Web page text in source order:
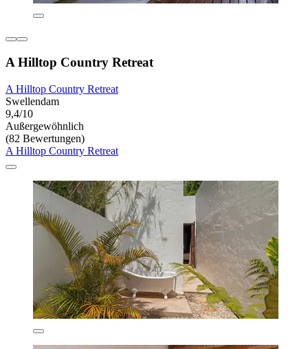
A Hilltop Country Retreat
A Hilltop Country Retreat
Swellendam
9,4/10
Außergewöhnlich
(82 Bewertungen)
A Hilltop Country Retreat